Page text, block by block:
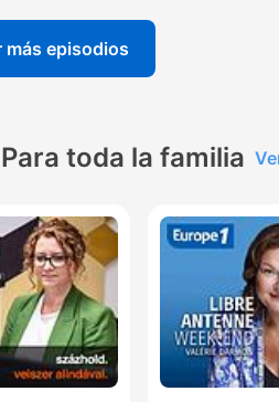
más episodios
toda la familia